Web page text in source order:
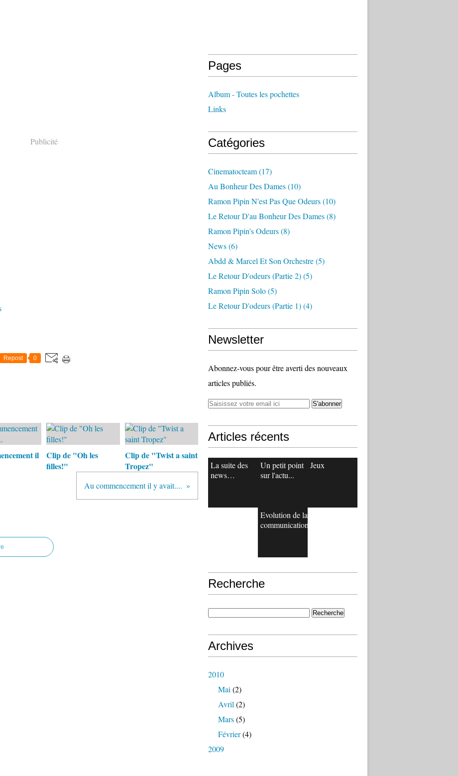
Publicité
Repost 0
il
Clip de "Oh les
filles!"
Clip de "Twist a saint
Tropez"
Au commencement il y avait....
Pages
Album - Toutes les pochettes
Links
Catégories
Cinematocteam(17)
Au Bonheur Des Dames(10)
Ramon Pipin N'est Pas Que Odeurs(10)
Le Retour D'au Bonheur Des Dames(8)
Ramon Pipin's Odeurs(8)
News(6)
Abdd & Marcel Et Son Orchestre(5)
Le Retour D'odeurs (partie 2)(5)
Ramon Pipin Solo(5)
Le Retour D'odeurs (partie 1)(4)
Newsletter
Abonnez-vous pour être averti des nouveaux
articles publiés.
Articles récents
La suite des
news…
Un petit point
sur l'actu...
Jeux
Evolution de la
communication
Recherche
Archives
2010
Mai (2)
Avril (2)
Mars(5)
Février(4)
2009